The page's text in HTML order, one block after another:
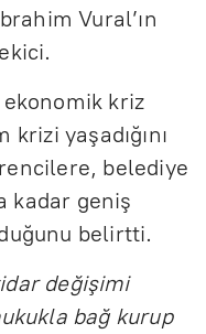
Vural’ın
ekonomik kriz
yaşadığını
belediye
kadar geniş
belirtti.
değişimi
bağ kurup